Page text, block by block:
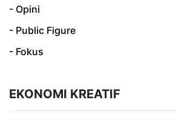
- Opini
- Public Figure
- Fokus
EKONOMI KREATIF